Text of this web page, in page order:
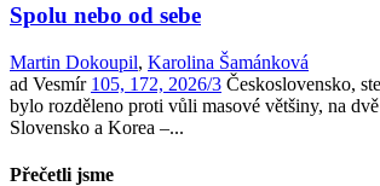
Spolu nebo od sebe
Martin Dokoupil, Karolina Šamánková
ad Vesmír 105, 172, 2026/3 Československo,
bylo rozděleno proti vůli masové většiny, na
Slovensko a Korea –...
Přečetli jsme